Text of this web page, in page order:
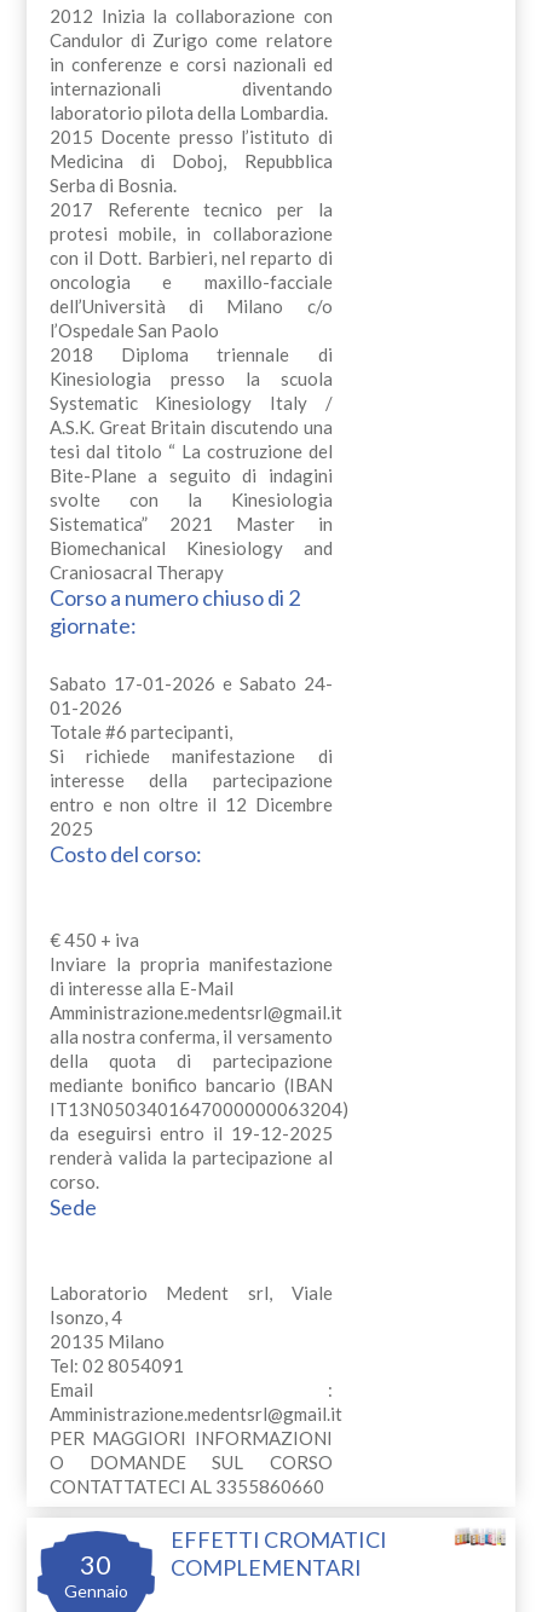
2012 Inizia la collaborazione con
Candulor di Zurigo come relatore
in conferenze e corsi nazionali ed
internazionali diventando
laboratorio pilota della Lombardia.
2015 Docente presso l’istituto di
Medicina di Doboj, Repubblica
Serba di Bosnia.
2017 Referente tecnico per la
protesi mobile, in collaborazione
con il Dott. Barbieri, nel reparto di
oncologia e maxillo-facciale
dell’Università di Milano c/o
l’Ospedale San Paolo
2018 Diploma triennale di
Kinesiologia presso la scuola
Systematic Kinesiology Italy /
A.S.K. Great Britain discutendo una
tesi dal titolo “ La costruzione del
Bite-Plane a seguito di indagini
svolte con la Kinesiologia
Sistematica” 2021 Master in
Biomechanical Kinesiology and
Craniosacral Therapy
Corso a numero chiuso di 2
giornate:
Sabato 17-01-2026 e Sabato 24-
01-2026
Totale #6 partecipanti,
Si richiede manifestazione di
interesse della partecipazione
entro e non oltre il 12 Dicembre
2025
Costo del corso:
€ 450 + iva
Inviare la propria manifestazione
di interesse alla E-Mail
Amministrazione.medentsrl@gmail.it
alla nostra conferma, il versamento
della quota di partecipazione
mediante bonifico bancario (IBAN
IT13N0503401647000000063204)
da eseguirsi entro il 19-12-2025
renderà valida la partecipazione al
corso.
Sede
Laboratorio Medent srl, Viale
Isonzo, 4
20135 Milano
Tel: 02 8054091
Email :
Amministrazione.medentsrl@gmail.it
PER MAGGIORI INFORMAZIONI
O DOMANDE SUL CORSO
CONTATTATECI AL 3355860660
30
Gennaio
EFFETTI CROMATICI
COMPLEMENTARI